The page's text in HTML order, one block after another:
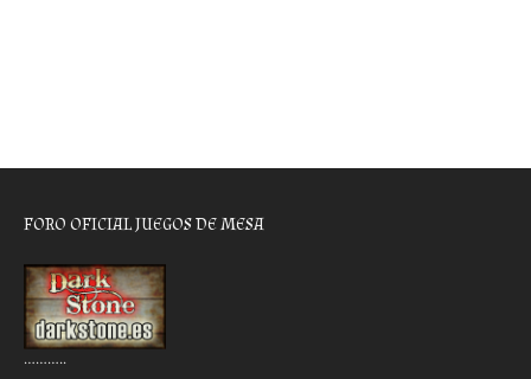
FORO OFICIAL JUEGOS DE MESA
………..